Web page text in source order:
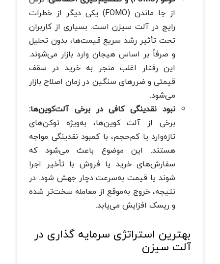
از جا ماندن (FOMO) یکی دیگر از خطرات
رایج در آلت سیزن است. بسیاری از کاربران
تحت تأثیر رشد سریع قیمت‌ها، بدون تحلیل
و صرفاً بر اساس هیجان وارد بازار می‌شوند.
این رفتار اغلب منجر به خرید در سقف
قیمتی و ضررهای سنگین در زمان اصلاح بازار
می‌شود.
نبود نقدینگی کافی در برخی آلت‌کوین‌ها:
برخی از آلت‌ کوین‌ها، به‌ویژه توکن‌های
تازه‌وارد یا کم‌حجم، با کمبود نقدینگی مواجه
هستند. این موضوع باعث می‌شود که
سفارش‌های خرید یا فروش با تأخیر اجرا
شوند یا قیمت به‌سرعت دچار جهش شود. در
نتیجه، خروج به‌موقع از معامله سخت‌تر شده
و ریسک افزایش می‌یابد.
بهترین استراتژی سرمایه‌ گذاری در
آلت سیزن